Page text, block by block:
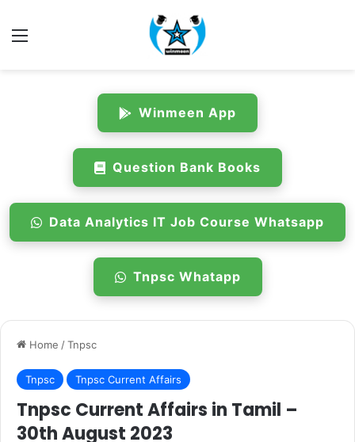
Menu
Winmeen App
Question Bank Books
Data Analytics IT Job Course Whatsapp
Tnpsc Whatapp
Home /Tnpsc
Tnpsc Tnpsc Current Affairs
Tnpsc Current Affairs in Tamil –
30th August 2023